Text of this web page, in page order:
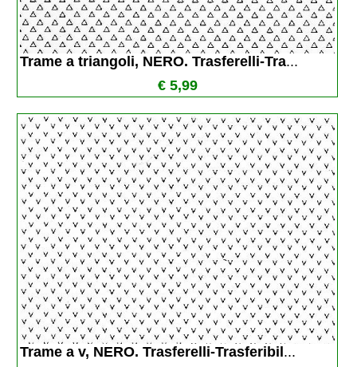
Trame a triangoli, NERO. Trasferelli-Tra...
€ 5,99
Trame a v, NERO. Trasferelli-Trasferibil ...